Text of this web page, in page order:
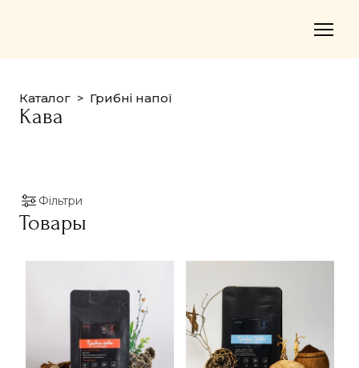
Каталог Грибні напої
Кава
Фільтри
Товары